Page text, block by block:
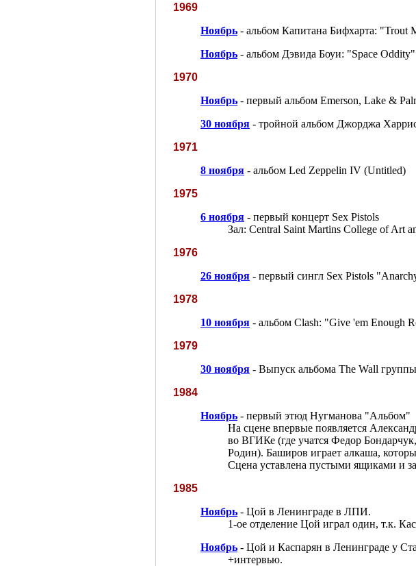
1969
Ноябрь - альбом Капитана Бифхарта: "Trout
Ноябрь - альбом Дэвида Боуи: "Space Oddity"
1970
Ноябрь - первый альбом Emerson, Lake &
30 ноября - тройной альбом Джорджа
1971
8 ноября - альбом Led Zeppelin IV (Untitled)
1975
6 ноября - первый концерт Sex Pistols
Зал: Central Saint Martins College of Art
1976
26 ноября - первый сингл Sex Pistols
1978
10 ноября - альбом Clash: "Give 'em Enough
1979
30 ноября - Выпуск альбома The Wall
1984
Ноябрь - первый этюд Нугманова "Альбом"
На сцене впервые появляется
во ВГИКе (где учатся Федор
Родин). Баширов играет алкаша,
Сцена уставлена пустыми ящиками и
1985
Ноябрь - Цой в Ленинграде в ЛПИ.
1-ое отделение Цой играл один, т.к.
Ноябрь - Цой и Каспарян в Ленинграде у
+интервью.